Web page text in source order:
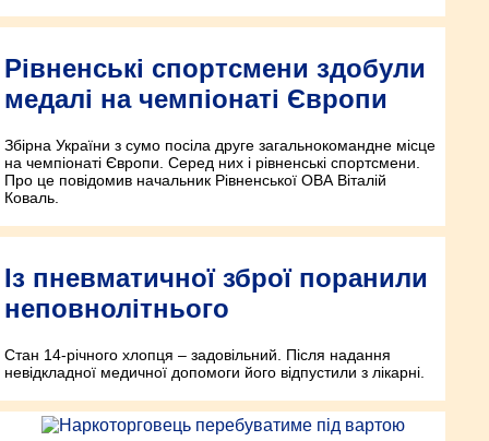
Рівненські спортсмени здобули
медалі на чемпіонаті Європи
Збірна України з сумо посіла друге загальнокомандне місце
на чемпіонаті Європи. Серед них і рівненські спортсмени.
Про це повідомив начальник Рівненської ОВА Віталій
Коваль.
Із пневматичної зброї поранили
неповнолітнього
Стан 14-річного хлопця – задовільний. Після надання
невідкладної медичної допомоги його відпустили з лікарні.